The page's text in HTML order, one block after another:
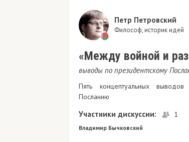
Петр Петровский
Философ, историк идей
«Между войной и
выводы по президентскому
Пять концептуальных
Посланию
Участники дискуссии: 1
Владимир Бычковский